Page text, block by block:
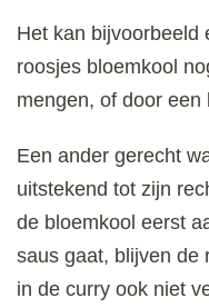
Het kan bijvoorbeeld
roosjes bloemkool
mengen, of door een
Een ander gerecht
uitstekend tot zijn
de bloemkool eerst
saus gaat, blijven de
in de curry ook niet